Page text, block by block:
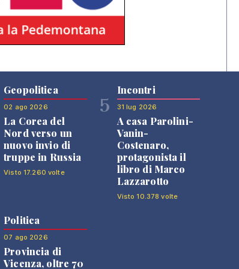
Geopolitica
02 ago 2026
La Corea del
Nord verso un
nuovo invio di
truppe in Russia
Visto 17.260 volte
5
Incontri
31 lug 2026
A casa Parolini-
Vanin-
Costenaro,
protagonista il
libro di Marco
Lazzarotto
Visto 10.378 volte
Politica
07 ago 2026
Provincia di
Vicenza, oltre 70